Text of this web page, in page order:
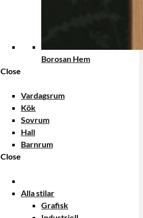
Borosan Hem
Close
Vardagsrum
Kök
Sovrum
Hall
Barnrum
Close
Alla stilar
Grafisk